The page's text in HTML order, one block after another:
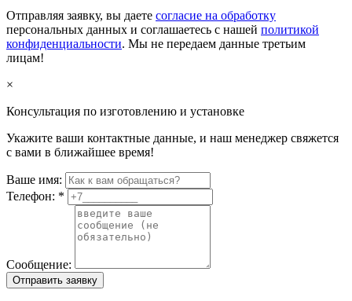
Отправляя заявку, вы даете согласие на обработку
персональных данных и соглашаетесь с нашей политикой
конфиденциальности. Мы не передаем данные третьим
лицам!
×
Консультация по изготовлению и установке
Укажите ваши контактные данные, и наш менеджер свяжется
с вами в ближайшее время!
Ваше имя:
Телефон: *
Сообщение:
Отправить заявку